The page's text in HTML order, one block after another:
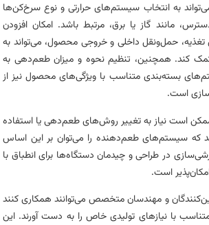
به انتخاب سیستم‌های حرارتی و نوع سرخ‌کن‌ها
مانند گاز یا برق، مرتبط باشد. امکان افزودن
تغذیه، حمل‌ونقل داخلی و خروجی محصول، می‌تواند به
کند. همچنین، تنظیم نحوه و میزان طعم‌دهی به
بسته‌بندی متناسب با ویژگی‌های محصول نیز از
است.
ممکن است نیاز به تغییر روش‌های طعم‌دهی یا استفاده
که سیستم‌های طعم‌دهنده را می‌توان بر این اساس
در طراحی و چیدمان دستگاه‌ها برای انطباق با
است.
و مهندسان متخصص می‌توانند همکاری کنند
با نیازهای تولیدی خاص را به دست آورند. این